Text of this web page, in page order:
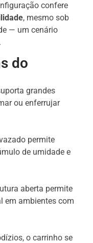
confere
, mesmo sob
— um cenário
do
grandes
ou enferrujar
permite
de umidade e
aberta permite
em ambientes com
o carrinho se